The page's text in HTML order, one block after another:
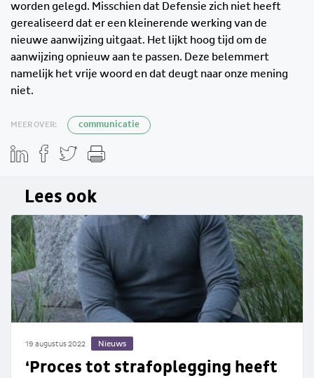
worden gelegd. Misschien dat Defensie zich niet heeft
gerealiseerd dat er een kleinerende werking van de
nieuwe aanwijzing uitgaat. Het lijkt hoog tijd om de
aanwijzing opnieuw aan te passen. Deze belemmert
namelijk het vrije woord en dat deugt naar onze mening
niet.
MEER OVER: communicatie
Lees ook
19 augustus 2022 Nieuws
‘Proces tot strafoplegging heeft